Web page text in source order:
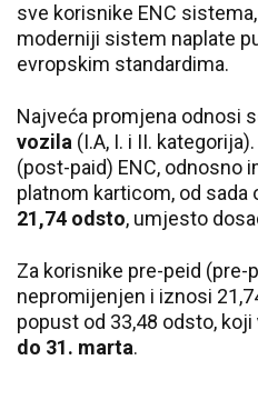
sve korisnike ENC
moderniji sistem naplate
evropskim standardima.
Najveća promjena odnosi
vozila (I.A, I. i II.
(post-paid) ENC, odnosno
platnom karticom, od sada
21,74 odsto, umjesto
Za korisnike pre-peid (pre-
nepromijenjen i iznosi
popust od 33,48 odsto, koji
do 31. marta.